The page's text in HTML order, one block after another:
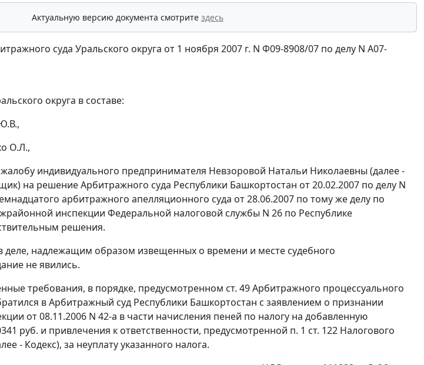
Актуальную версию документа смотрите здесь
суда Уральского округа от 1 ноября 2007 г. N Ф09-8908/07 по делу N А07-
округа в составе:
О.Л.,
индивидуального предпринимателя Невзоровой Натальи Николаевны (далее -
на решениеАрбитражного суда Республики Башкортостан от 20.02.2007 по делу N
арбитражного апелляционного суда от 28.06.2007 по тому же делу по
инспекции Федеральной налоговой службы N 26 по Республике
решения.
деле, надлежащим образом извещенных о времени и месте судебного
не явились.
требования, в порядке, предусмотренном ст. 49Арбитражного процессуального
в Арбитражный суд Республики Башкортостан с заявлением о признании
от 08.11.2006 N 42-а в части начисления пеней по налогу на добавленную
руб. и привлечения к ответственности, предусмотренной п. 1 ст. 122 Налогового
- Кодекс), за неуплату указанного налога.